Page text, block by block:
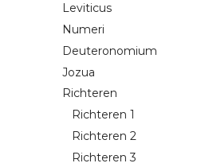
Leviticus
Numeri
Deuteronomium
Jozua
Richteren
Richteren 1
Richteren 2
Richteren 3